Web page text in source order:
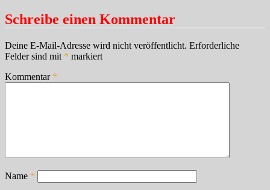
Schreibe einen Kommentar
Deine E-Mail-Adresse wird nicht veröffentlicht. Erforderliche
Felder sind mit * markiert
Kommentar *
Name *